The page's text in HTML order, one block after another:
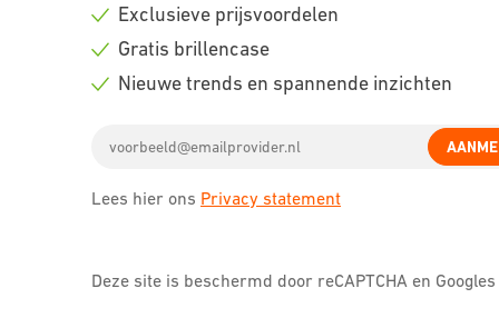
Check
Exclusieve prijsvoordelen
Check
Gratis brillencase
Nieuwe trends en spannende inzichten
address
Lees hier ons Privacy statement
Deze site is beschermd door reCAPTCHA en Googles